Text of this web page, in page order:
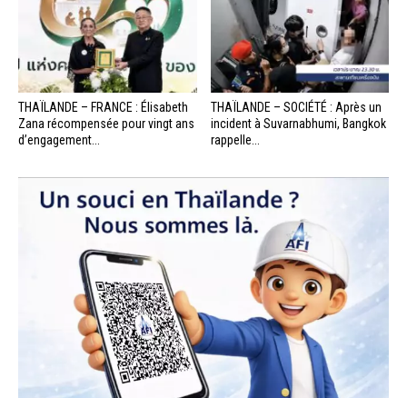
THAÏLANDE – FRANCE : Élisabeth
Zana récompensée pour vingt ans
d’engagement...
THAÏLANDE – SOCIÉTÉ : Après un
incident à Suvarnabhumi, Bangkok
rappelle...